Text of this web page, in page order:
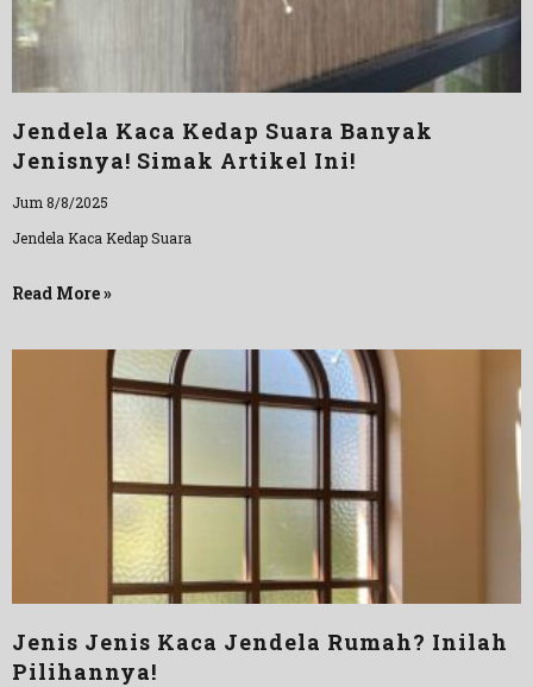
Jendela Kaca Kedap Suara Banyak
Jenisnya! Simak Artikel Ini!
Jum 8/8/2025
Jendela Kaca Kedap Suara
Read More »
Jenis Jenis Kaca Jendela Rumah? Inilah
Pilihannya!